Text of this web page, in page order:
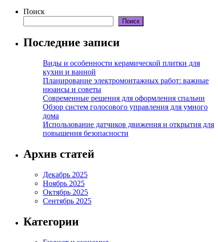
Поиск
Поиск
Последние записи
Виды и особенности керамической плитки для
кухни и ванной
Планирование электромонтажных работ: важные
нюансы и советы
Современные решения для оформления спальни
Обзор систем голосового управления для умного
дома
Использование датчиков движения и открытия для
повышения безопасности
Архив статей
Декабрь 2025
Ноябрь 2025
Октябрь 2025
Сентябрь 2025
Категории